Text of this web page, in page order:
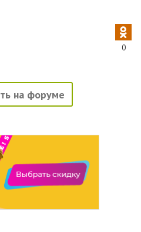
0
на форуме